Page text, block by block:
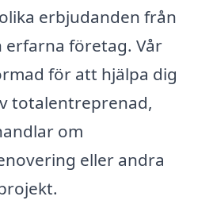
erbjudanden från
erfarna företag. Vår
för att hjälpa dig
totalentreprenad,
om
eller andra